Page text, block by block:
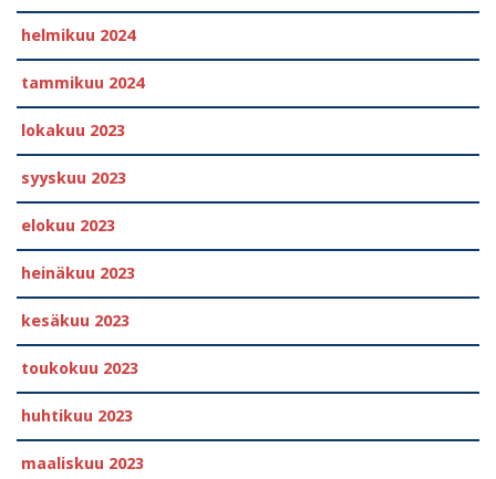
helmikuu 2024
tammikuu 2024
lokakuu 2023
syyskuu 2023
elokuu 2023
heinäkuu 2023
kesäkuu 2023
toukokuu 2023
huhtikuu 2023
maaliskuu 2023